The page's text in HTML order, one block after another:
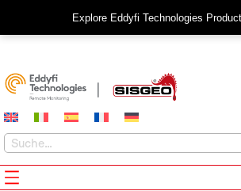
Explore Eddyfi Technologies